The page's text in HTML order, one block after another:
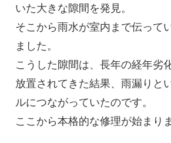
いた大きな隙間を発見。
そこから雨水が室内まで伝って
ました。
こうした隙間は、長年の経年劣
放置されてきた結果、雨漏りと
ルにつながっていたのです。
ここから本格的な修理が始まり